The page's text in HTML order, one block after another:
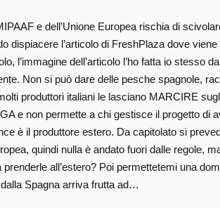
e dell’Unione Europea rischia di
dispiacere l’articolo di FreshPlaza dove
l’immagine dell’articolo l’ho fatta io stesso
Non si può dare delle pesche spagnole,
produttori italiani le lasciano MARCIRE
e non permette a chi gestisce il progetto di
è il produttore estero. Da capitolato si
quindi nulla è andato fuori dalle regole,
all’estero? Poi permettetemi una
Spagna arriva frutta ad…